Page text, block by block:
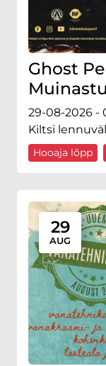
Ghost
29-08-2026 -
Kiltsi
Hooaja lõpp
29
AUG